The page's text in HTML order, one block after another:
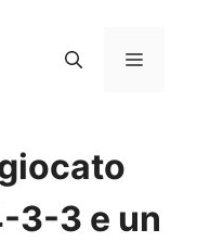
Menu
3-3 e un